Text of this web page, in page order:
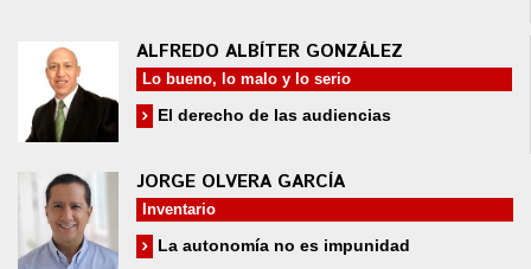
ALFREDO ALBÍTER GONZÁLEZ
Lo bueno, lo malo y lo serio
El derecho de las audiencias
JORGE OLVERA GARCÍA
Inventario
La autonomía no es impunidad